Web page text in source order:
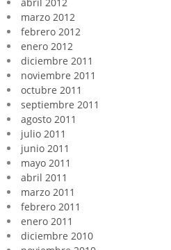
abril 2012
marzo 2012
febrero 2012
enero 2012
diciembre 2011
noviembre 2011
octubre 2011
septiembre 2011
agosto 2011
julio 2011
junio 2011
mayo 2011
abril 2011
marzo 2011
febrero 2011
enero 2011
diciembre 2010